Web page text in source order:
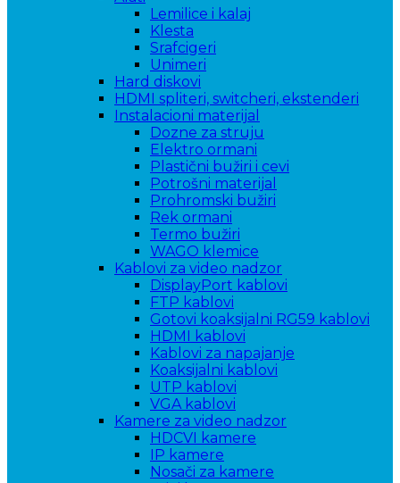
Lemilice i kalaj
Klesta
Srafcigeri
Unimeri
Hard diskovi
HDMI spliteri, switcheri, ekstenderi
Instalacioni materijal
Dozne za struju
Elektro ormani
Plastični bužiri i cevi
Potrošni materijal
Prohromski bužiri
Rek ormani
Termo bužiri
WAGO klemice
Kablovi za video nadzor
DisplayPort kablovi
FTP kablovi
Gotovi koaksijalni RG59 kablovi
HDMI kablovi
Kablovi za napajanje
Koaksijalni kablovi
UTP kablovi
VGA kablovi
Kamere za video nadzor
HDCVI kamere
IP kamere
Nosači za kamere